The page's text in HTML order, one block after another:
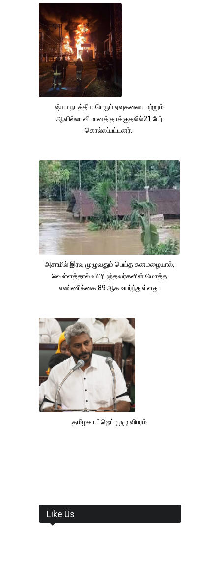
ஷ்யா நடத்திய பெரும் ஏவுகணை மற்றும்
ஆளில்லா விமானத் தாக்குதலில்21 பேர்
கொல்லப்பட்டனர்.
அசாமில் இரவு முழுவதும் பெய்த கனமழையால்,
வெள்ளத்தால் உயிரிழந்தவர்களின் மொத்த
எண்ணிக்கை 89 ஆக உயர்ந்துள்ளது.
தமிழக பட்ஜெட் முழு விபரம்
Like Us